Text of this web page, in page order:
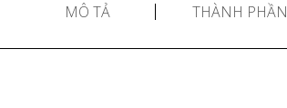
MÔ TẢ THÀNH PHẦN